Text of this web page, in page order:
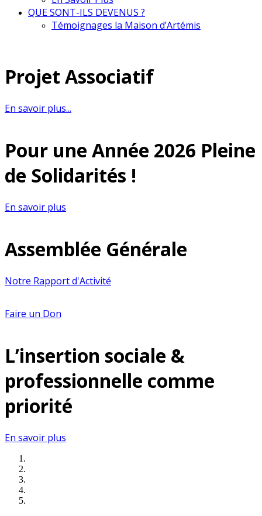
QUE SONT-ILS DEVENUS ?
Témoignages la Maison d’Artémis
Projet Associatif
En savoir plus...
Pour une Année 2026 Pleine
de Solidarités !
En savoir plus
Assemblée Générale
Notre Rapport d'Activité
Faire un Don
L’insertion sociale &
professionnelle comme
priorité
En savoir plus